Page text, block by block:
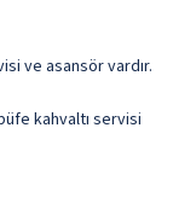
ve asansör vardır.
kahvaltı servisi